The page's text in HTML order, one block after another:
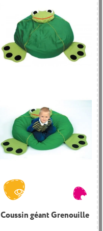
Coussin géant Grenouille